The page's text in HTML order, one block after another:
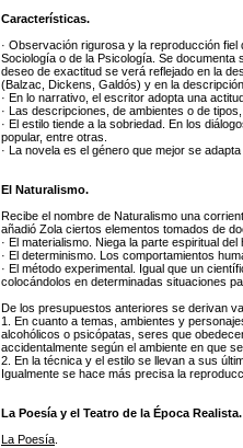
Características.
· Observación rigurosa y la reproducción
Sociología o de la Psicología. Se
deseo de exactitud se verá reflejado en la
(Balzac, Dickens, Galdós) y en la
· En lo narrativo, el escritor adopta una
· Las descripciones, de ambientes o de
· El estilo tiende a la sobriedad. En los
popular, entre otras.
· La novela es el género que mejor se
El Naturalismo.
Recibe el nombre de Naturalismo una
añadió Zola ciertos elementos tomados de
· El materialismo. Niega la parte espiritual
· El determinismo. Los comportamientos
· El método experimental. Igual que un
colocándolos en determinadas situaciones
De los presupuestos anteriores se derivan
1. En cuanto a temas, ambientes y
alcohólicos o psicópatas, seres que
accidentalmente según el ambiente en que
2. En la técnica y el estilo se llevan a sus
Igualmente se hace más precisa la
La Poesía y el Teatro de la Época Realista.
La Poesía